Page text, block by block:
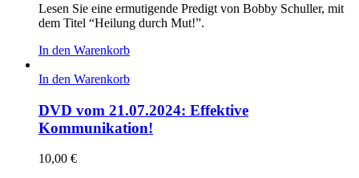
Lesen Sie eine ermutigende Predigt von Bobby Schuller, mit
dem Titel “Heilung durch Mut!”.
In den Warenkorb
In den Warenkorb
DVD vom 21.07.2024: Effektive
Kommunikation!
10,00 €